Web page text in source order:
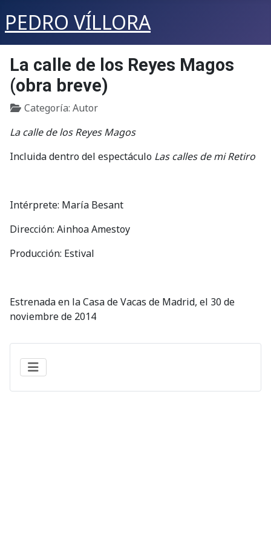
PEDRO VÍLLORA
La calle de los Reyes Magos
(obra breve)
Detalles
Categoría: Autor
La calle de los Reyes Magos
Incluida dentro del espectáculo Las calles de mi Retiro
Intérprete: María Besant
Dirección: Ainhoa Amestoy
Producción: Estival
Estrenada en la Casa de Vacas de Madrid, el 30 de
noviembre de 2014